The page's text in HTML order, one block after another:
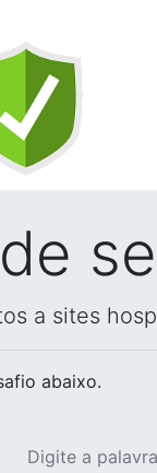
a sites
abaixo.
Digite a